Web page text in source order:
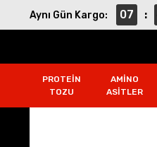
Aynı Gün Kargo: 07 :
PROTEIN
TOZU
AMINO
ASITLER